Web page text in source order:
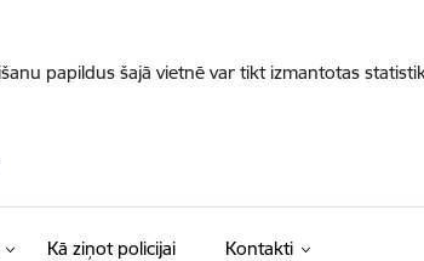
papildus šajā vietnē var tikt izmantotas
Kā ziņot policijai Kontakti